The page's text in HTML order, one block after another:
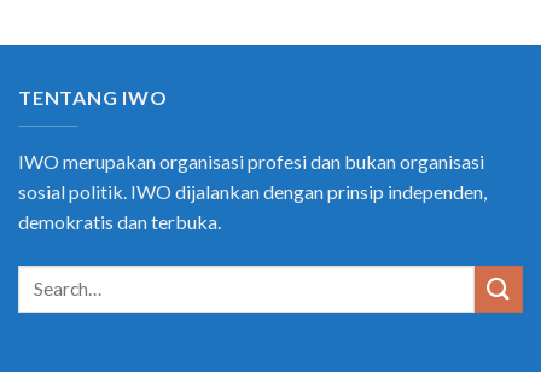
TENTANG IWO
IWO merupakan organisasi profesi dan bukan organisasi
sosial politik. IWO dijalankan dengan prinsip independen,
demokratis dan terbuka.